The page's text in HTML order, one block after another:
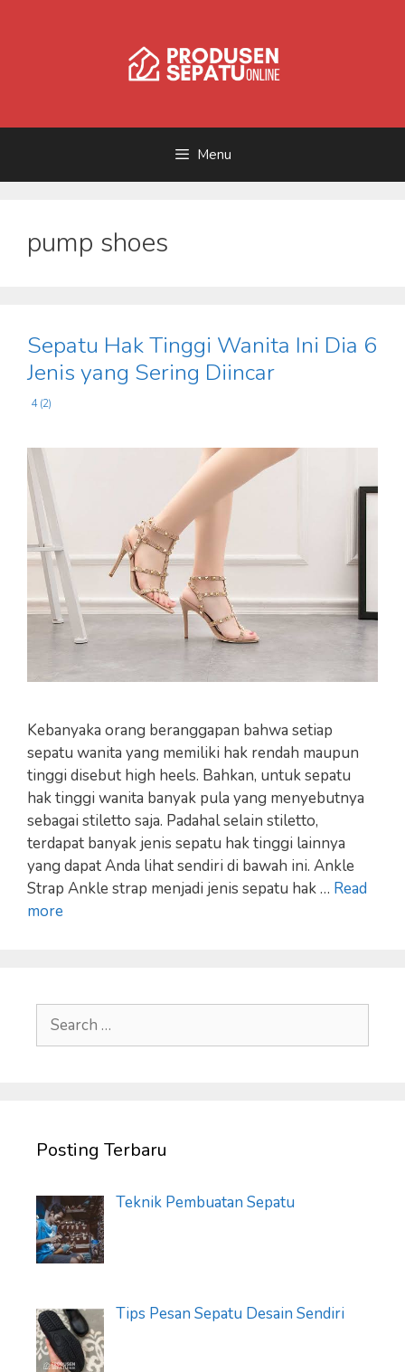
Menu
pump shoes
Sepatu Hak Tinggi Wanita Ini Dia 6
Jenis yang Sering Diincar
4 (2)
Kebanyaka orang beranggapan bahwa setiap
sepatu wanita yang memiliki hak rendah maupun
tinggi disebut high heels. Bahkan, untuk sepatu
hak tinggi wanita banyak pula yang menyebutnya
sebagai stiletto saja. Padahal selain stiletto,
terdapat banyak jenis sepatu hak tinggi lainnya
yang dapat Anda lihat sendiri di bawah ini. Ankle
Strap Ankle strap menjadi jenis sepatu hak … Read
more
Search
for:
Posting Terbaru
Teknik Pembuatan Sepatu
Tips Pesan Sepatu Desain Sendiri